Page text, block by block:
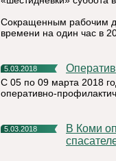
Сокращенным рабочим
времени на один час в
5.03.2018
С 05 по 09 марта 2018
оперативно-
5.03.2018
В Коми определили сильнейших лыжников среди пожарных и